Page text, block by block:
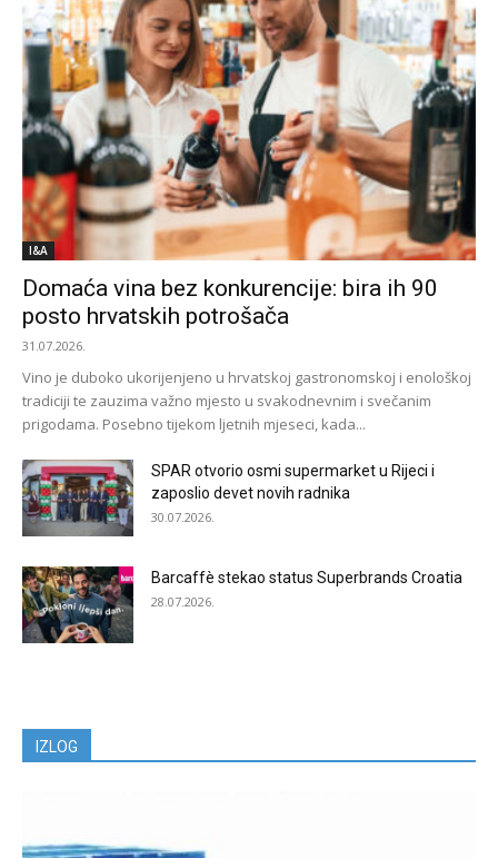
I&A
Domaća vina bez konkurencije: bira ih 90
posto hrvatskih potrošača
31.07.2026.
Vino je duboko ukorijenjeno u hrvatskoj gastronomskoj i enološkoj
tradiciji te zauzima važno mjesto u svakodnevnim i svečanim
prigodama. Posebno tijekom ljetnih mjeseci, kada...
SPAR otvorio osmi supermarket u Rijeci i
zaposlio devet novih radnika
30.07.2026.
Barcaffè stekao status Superbrands Croatia
28.07.2026.
IZLOG